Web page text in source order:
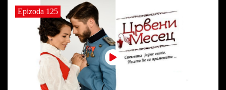
Epizoda 125